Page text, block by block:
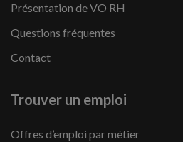
Présentation de VO RH
Questions fréquentes
Contact
Trouver un emploi
Offres d’emploi par métier